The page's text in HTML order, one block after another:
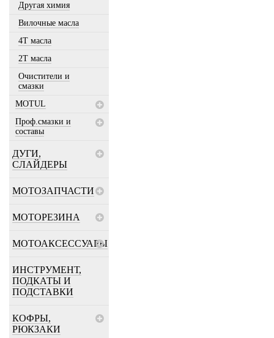
Другая химия
Вилочные масла
4Т масла
2Т масла
Очистители и
смазки
MOTUL
Проф.смазки и
составы
ДУГИ,
СЛАЙДЕРЫ
МОТОЗАПЧАСТИ
МОТОРЕЗИНА
МОТОАКСЕССУАРЫ
ИНСТРУМЕНТ,
ПОДКАТЫ И
ПОДСТАВКИ
КОФРЫ,
РЮКЗАКИ